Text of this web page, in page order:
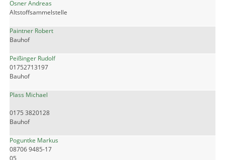
Osner Andreas
Altstoffsammelstelle
Paintner Robert
Bauhof
Peißinger Rudolf
01752713197
Bauhof
Plass Michael
0175 3820128
Bauhof
Poguntke Markus
08706 9485-17
05